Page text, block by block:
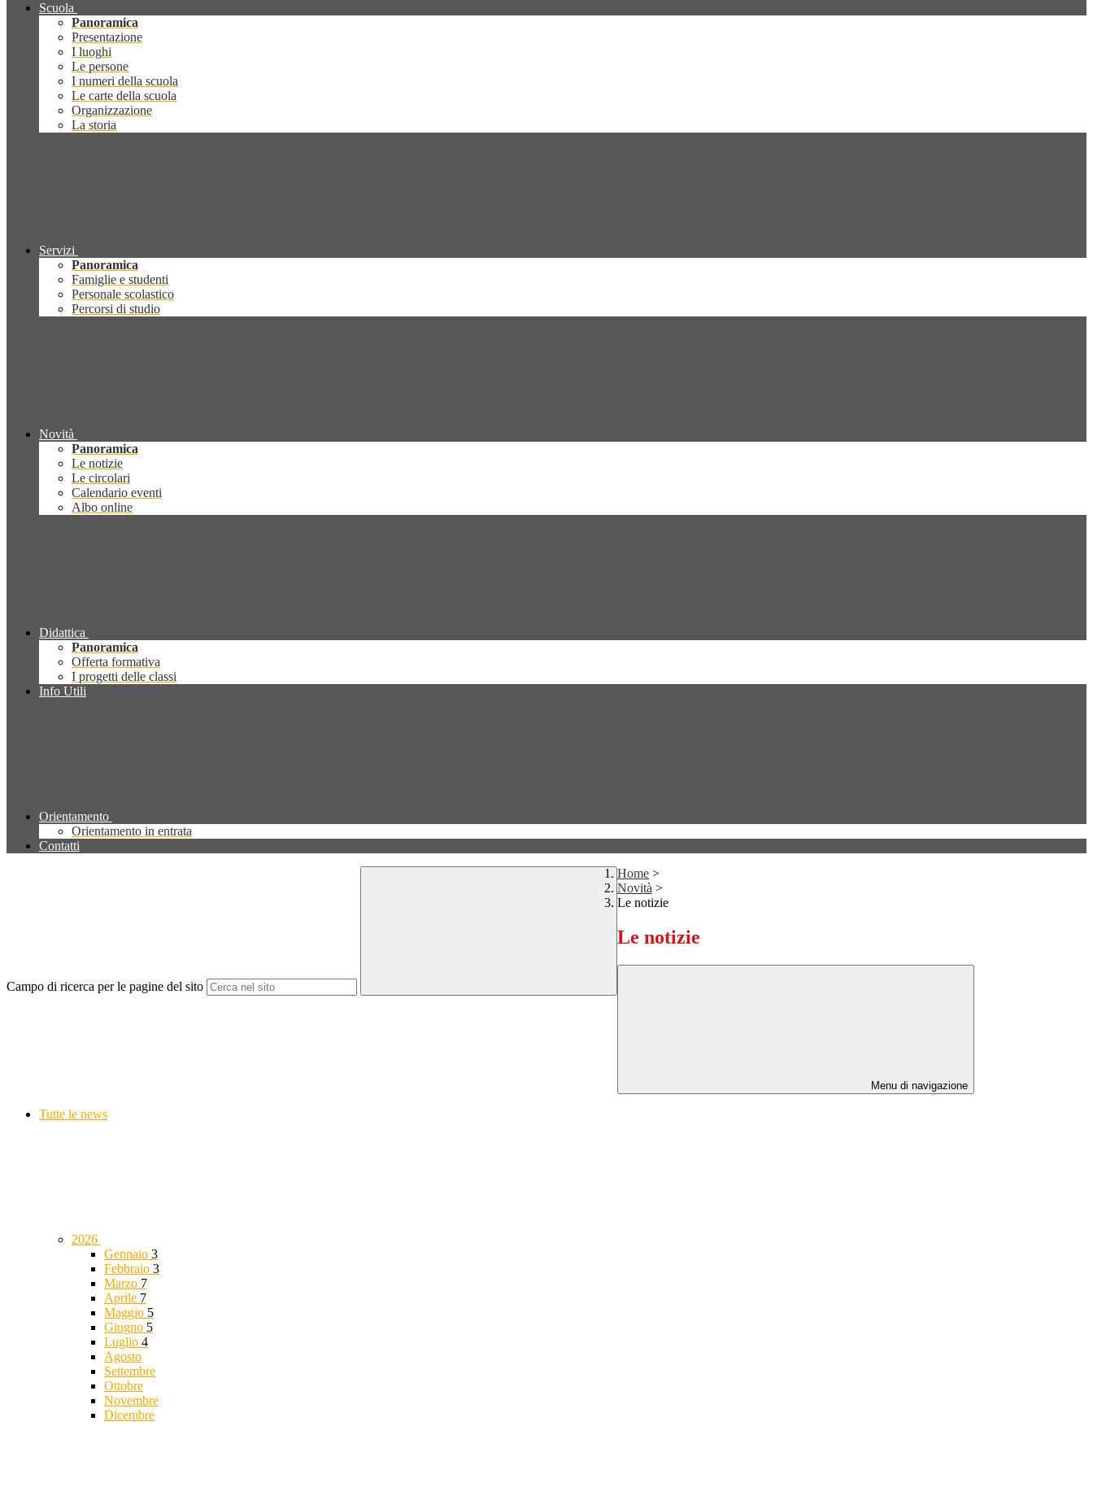
Scuola
Panoramica
Presentazione
I luoghi
Le persone
I numeri della scuola
Le carte della scuola
Organizzazione
La storia
Servizi
Panoramica
Famiglie e studenti
Personale scolastico
Percorsi di studio
Novità
Panoramica
Le notizie
Le circolari
Calendario eventi
Albo online
Didattica
Panoramica
Offerta formativa
I progetti delle classi
Info Utili
Orientamento
Orientamento in entrata
Contatti
Campo di ricerca per le pagine del sito
Home >
Novità >
Le notizie
Le notizie
Menu di navigazione
Tutte le news
2026
Gennaio 3
Febbraio 3
Marzo 7
Aprile 7
Maggio 5
Giugno 5
Luglio 4
Agosto
Settembre
Ottobre
Novembre
Dicembre